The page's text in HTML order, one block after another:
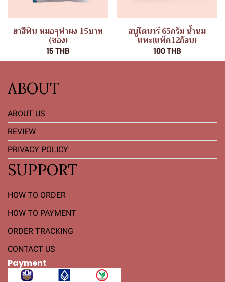
ยาสีฟัน หมอจุฬาผง 15บาท
(ซอง)
15 THB
สบู่ไดนารี 65กรัม น้ำนม
แพะ(แพ็ค12ก้อน)
100 THB
ABOUT
ABOUT US
REVIEW
PRIVACY POLICY
SUPPORT
HOW TO ORDER
HOW TO PAYMENT
ORDER TRACKING
CONTACT US
Payment